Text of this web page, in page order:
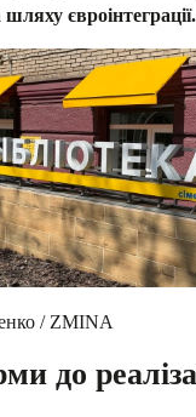
євроінтеграції.
/ ZMINA
до